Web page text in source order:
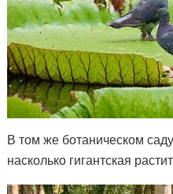
В том же ботаническом
насколько гигантская